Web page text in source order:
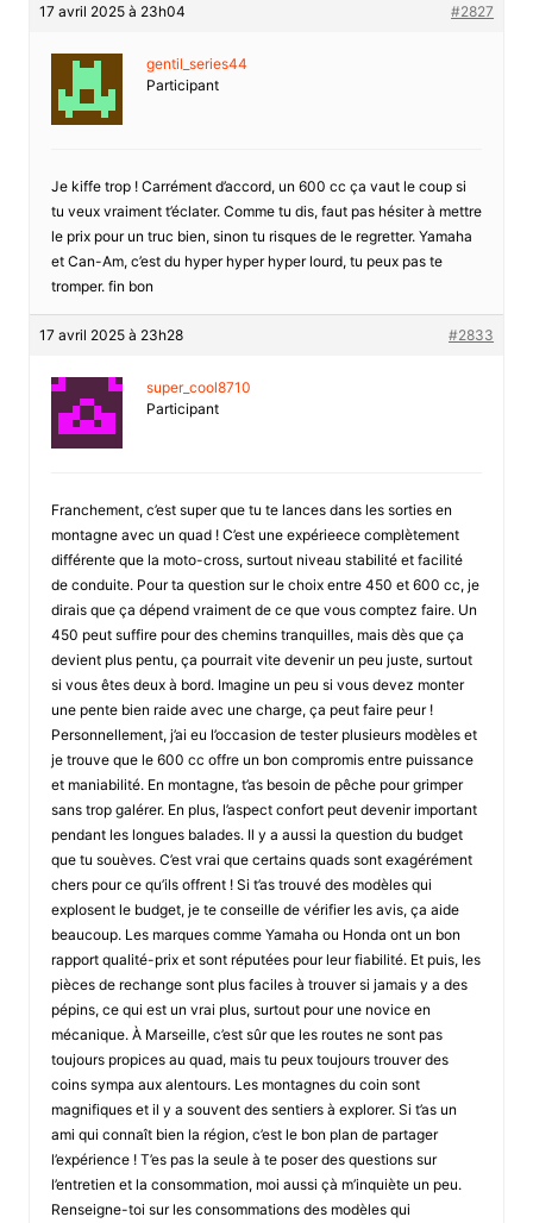
17 avril 2025 à 23h04 #2827
gentil_series44
Participant
Je kiffe trop ! Carrément d’accord, un 600 cc ça vaut le coup si
tu veux vraiment t’éclater. Comme tu dis, faut pas hésiter à mettre
le prix pour un truc bien, sinon tu risques de le regretter. Yamaha
et Can-Am, c’est du hyper hyper hyper lourd, tu peux pas te
tromper. fin bon
17 avril 2025 à 23h28 #2833
super_cool8710
Participant
Franchement, c’est super que tu te lances dans les sorties en
montagne avec un quad ! C’est une expérieece complètement
différente que la moto-cross, surtout niveau stabilité et facilité
de conduite. Pour ta question sur le choix entre 450 et 600 cc, je
dirais que ça dépend vraiment de ce que vous comptez faire. Un
450 peut suffire pour des chemins tranquilles, mais dès que ça
devient plus pentu, ça pourrait vite devenir un peu juste, surtout
si vous êtes deux à bord. Imagine un peu si vous devez monter
une pente bien raide avec une charge, ça peut faire peur !
Personnellement, j’ai eu l’occasion de tester plusieurs modèles et
je trouve que le 600 cc offre un bon compromis entre puissance
et maniabilité. En montagne, t’as besoin de pêche pour grimper
sans trop galérer. En plus, l’aspect confort peut devenir important
pendant les longues balades. Il y a aussi la question du budget
que tu souèves. C’est vrai que certains quads sont exagérément
chers pour ce qu’ils offrent ! Si t’as trouvé des modèles qui
explosent le budget, je te conseille de vérifier les avis, ça aide
beaucoup. Les marques comme Yamaha ou Honda ont un bon
rapport qualité-prix et sont réputées pour leur fiabilité. Et puis, les
pièces de rechange sont plus faciles à trouver si jamais y a des
pépins, ce qui est un vrai plus, surtout pour une novice en
mécanique. À Marseille, c’est sûr que les routes ne sont pas
toujours propices au quad, mais tu peux toujours trouver des
coins sympa aux alentours. Les montagnes du coin sont
magnifiques et il y a souvent des sentiers à explorer. Si t’as un
ami qui connaît bien la région, c’est le bon plan de partager
l’expérience ! T’es pas la seule à te poser des questions sur
l’entretien et la consommation, moi aussi çà m’inquiète un peu.
Renseigne-toi sur les consommations des modèles qui